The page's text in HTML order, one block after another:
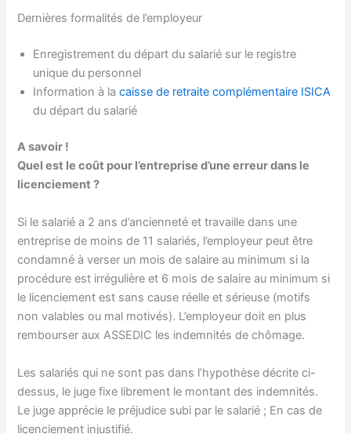
Dernières formalités de l’employeur
Enregistrement du départ du salarié sur le registre
unique du personnel
Information à lacaisse de retraite complémentaire ISICA
du départ du salarié
A savoir !
Quel est le coût pour l’entreprise d’une erreur dans le
licenciement ?
Si le salarié a 2 ans d’ancienneté et travaille dans une
entreprise de moins de 11 salariés, l’employeur peut être
condamné à verser un mois de salaire au minimum si la
procédure est irrégulière et 6 mois de salaire au minimum si
le licenciement est sans cause réelle et sérieuse (motifs
non valables ou mal motivés). L’employeur doit en plus
rembourser aux ASSEDIC les indemnités de chômage.
Les salariés qui ne sont pas dans l’hypothèse décrite ci-
dessus, le juge fixe librement le montant des indemnités.
Le juge apprécie le préjudice subi par le salarié ; En cas de
licenciement injustifié.